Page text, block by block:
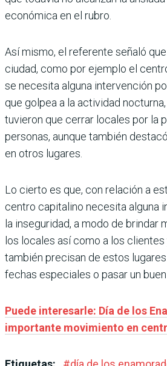
económica en el rubro.
Así mismo, el referente señaló
ciudad, como por ejemplo el
se necesita alguna intervención
que golpea a la actividad
tuvieron que cerrar locales por la
personas, aunque también
en otros lugares.
Lo cierto es que, con relación a
centro capitalino necesita alguna
la inseguridad, a modo de brindar
los locales así como a los
también precisan de estos
fechas especiales o pasar un buen
Puede interesarle: Día de los
importante movimiento en